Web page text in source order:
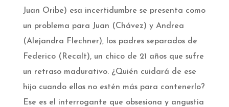
Juan Oribe) esa incertidumbre se presenta como
un problema para Juan (Chávez) y Andrea
(Alejandra Flechner), los padres separados de
Federico (Recalt), un chico de 21 años que sufre
un retraso madurativo. ¿Quién cuidará de ese
hijo cuando ellos no estén más para contenerlo?
Ese es el interrogante que obsesiona y angustia